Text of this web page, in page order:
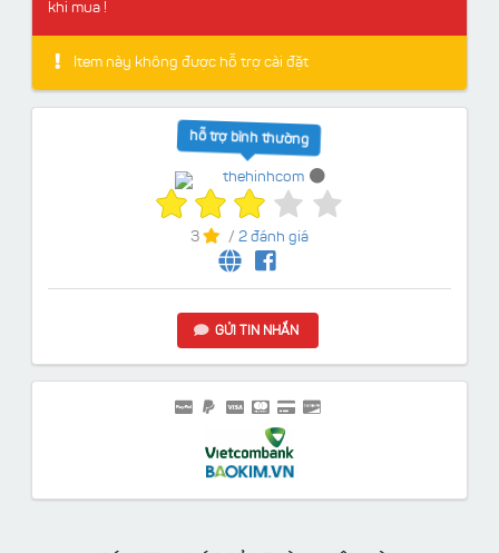
khi mua !
Item này không được hỗ trợ cài đặt
hỗ trợ bình thường
thehinhcom
3 / 2 đánh giá
GỬI TIN NHẮN